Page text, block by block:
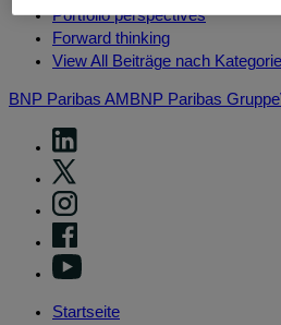
Portfolio perspectives
Forward thinking
View All Beiträge nach
BNP Paribas AM BNP Paribas Gruppe
Startseite